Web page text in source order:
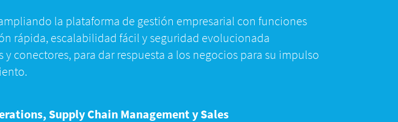
la plataforma de gestión empresarial con funciones
rápida, escalabilidad fácil y seguridad evolucionada
conectores, para dar respuesta a los negocios para su impulso
Supply Chain Management y Sales